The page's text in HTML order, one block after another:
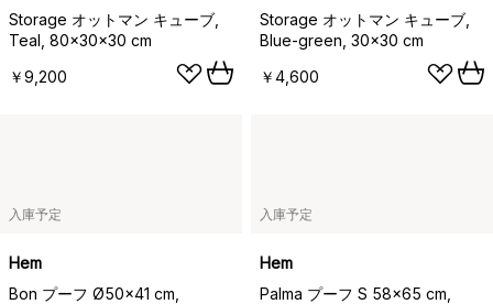
Storage オットマン キューブ,
Teal, 80x30x30 cm
￥9,200
Storage オットマン キューブ,
Blue-green, 30x30 cm
￥4,600
入庫予定
Hem
Bon プーフ Ø50x41 cm,
入庫予定
Hem
Palma プーフ S 58x65 cm,